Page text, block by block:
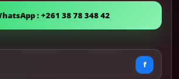
: +261 38 78 348 42
f